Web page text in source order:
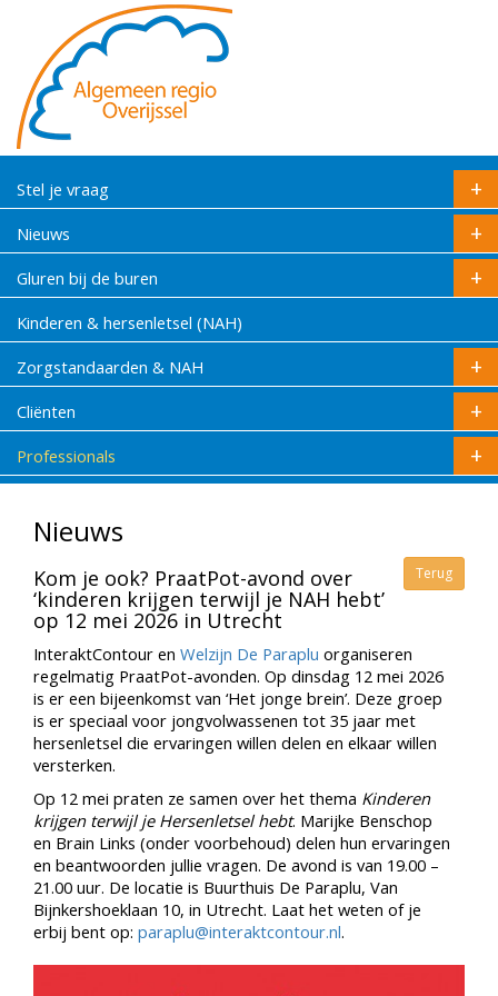
Stel je vraag
Nieuws
Gluren bij de buren
Kinderen & hersenletsel (NAH)
Zorgstandaarden & NAH
Cliënten
Professionals
Nieuws
Terug
Kom je ook? PraatPot-avond over
‘kinderen krijgen terwijl je NAH hebt’
op 12 mei 2026 in Utrecht
InteraktContour en Welzijn De Paraplu organiseren
regelmatig PraatPot-avonden. Op dinsdag 12 mei 2026
is er een bijeenkomst van ‘Het jonge brein’. Deze groep
is er speciaal voor jongvolwassenen tot 35 jaar met
hersenletsel die ervaringen willen delen en elkaar willen
versterken.
Op 12 mei praten ze samen over het thema Kinderen
krijgen terwijl je Hersenletsel hebt. Marijke Benschop
en Brain Links (onder voorbehoud) delen hun ervaringen
en beantwoorden jullie vragen. De avond is van 19.00 –
21.00 uur. De locatie is Buurthuis De Paraplu, Van
Bijnkershoeklaan 10, in Utrecht. Laat het weten of je
erbij bent op: paraplu@interaktcontour.nl.